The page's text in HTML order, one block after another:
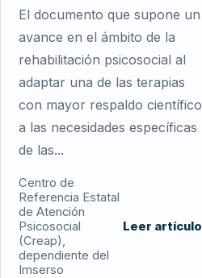
El documento que supone un
avance en el ámbito de la
rehabilitación psicosocial al
adaptar una de las terapias
con mayor respaldo científico
a las necesidades específicas
de las...
Centro de
Referencia Estatal
de Atención
Psicosocial
(Creap),
dependiente del
Imserso
Leer artículo